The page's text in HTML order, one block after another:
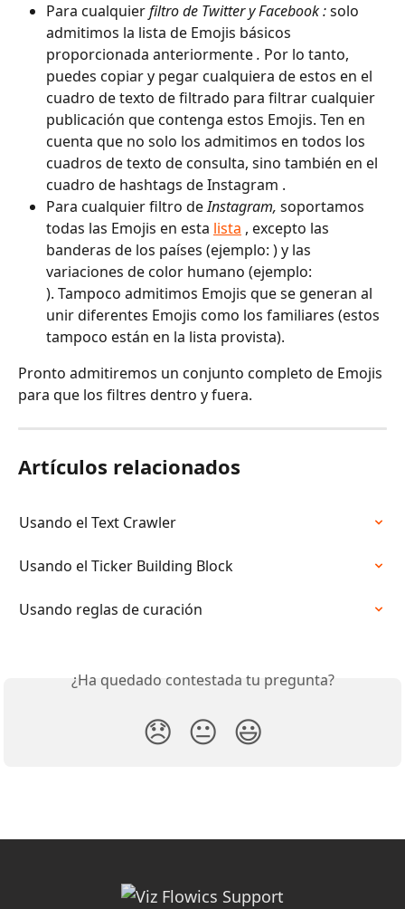
Para cualquier filtro de Twitter y Facebook : solo
admitimos la lista de Emojis básicos
proporcionada anteriormente . Por lo tanto,
puedes copiar y pegar cualquiera de estos en el
cuadro de texto de filtrado para filtrar cualquier
publicación que contenga estos Emojis. Ten en
cuenta que no solo los admitimos en todos los
cuadros de texto de consulta, sino también en el
cuadro de hashtags de Instagram .
Para cualquier filtro de Instagram, soportamos
todas las Emojis en esta lista , excepto las
banderas de los países (ejemplo: ) y las
variaciones de color humano (ejemplo:
). Tampoco admitimos Emojis que se generan al
unir diferentes Emojis como los familiares (estos
tampoco están en la lista provista).
Pronto admitiremos un conjunto completo de Emojis
para que los filtres dentro y fuera.
Artículos relacionados
Usando el Text Crawler
Usando el Ticker Building Block
Usando reglas de curación
¿Ha quedado contestada tu pregunta?
😞 😐 😃